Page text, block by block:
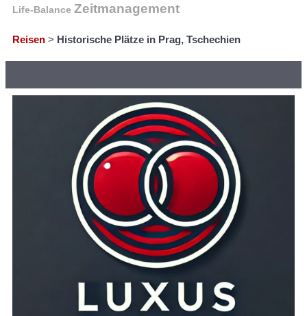
Life-Balance Zeitmanagement
Reisen > Historische Plätze in Prag, Tschechien